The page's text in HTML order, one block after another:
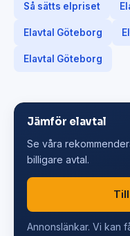
Så sätts elpriset
Elavtal Göteborg
Elavtal Göteborg
Jämför elavtal
Se våra
billigare avtal.
Annonslänkar. Vi kan